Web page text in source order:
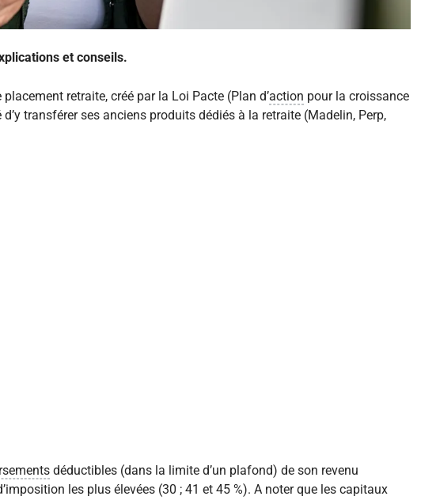
et conseils.
retraite, créé par la Loi Pacte (Plan d’action pour la croissance
transférer ses anciens produits dédiés à la retraite (Madelin, Perp,
déductibles (dans la limite d’un plafond) de son revenu
les plus élevées (30 ; 41 et 45 %). A noter que les capitaux